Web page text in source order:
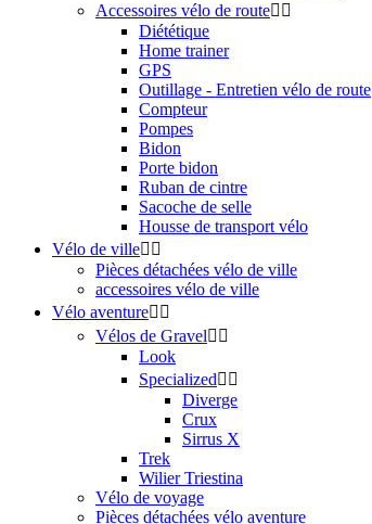
Accessoires vélo de route 
Diététique
Home trainer
GPS
Outillage - Entretien vélo de route
Compteur
Pompes
Bidon
Porte bidon
Ruban de cintre
Sacoche de selle
Housse de transport vélo
Vélo de ville 
Pièces détachées vélo de ville
accessoires vélo de ville
Vélo aventure 
Vélos de Gravel 
Look
Specialized 
Diverge
Crux
Sirrus X
Trek
Wilier Triestina
Vélo de voyage
Pièces détachées vélo aventure